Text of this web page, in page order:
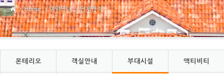
Home 예약안내 단체견적
몬테리오 객실안내 부대시설 액티비티